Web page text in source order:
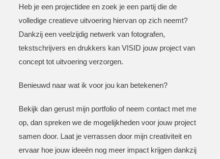
Heb je een projectidee en zoek je een partij die de
volledige creatieve uitvoering hiervan op zich neemt?
Dankzij een veelzijdig netwerk van fotografen,
tekstschrijvers en drukkers kan VISID jouw project van
concept tot uitvoering verzorgen.
Benieuwd naar wat ik voor jou kan betekenen?
Bekijk dan gerust mijn portfolio of neem contact met me
op, dan spreken we de mogelijkheden voor jouw project
samen door. Laat je verrassen door mijn creativiteit en
ervaar hoe jouw ideeën nog meer impact krijgen dankzij